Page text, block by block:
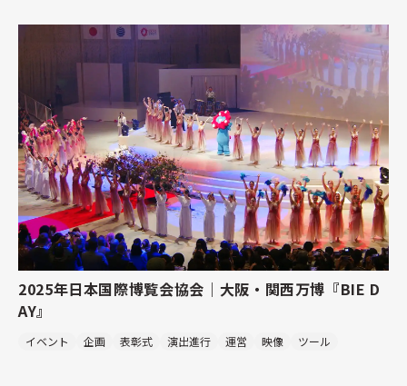
2025年日本国際博覧会協会｜大阪・関西万博『BIE D
AY』
イベント 企画 表彰式 演出進行 運営 映像 ツール